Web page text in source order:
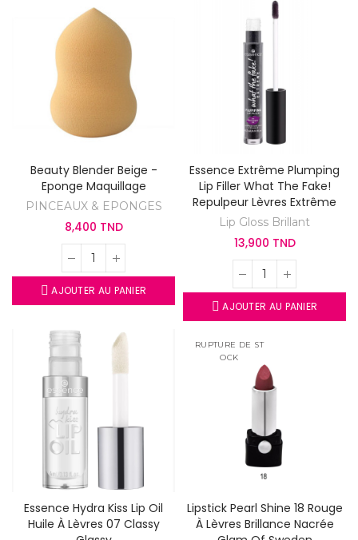
Beauty Blender Beige -
Eponge Maquillage
PINCEAUX & EPONGES
8,400 TND
AJOUTER AU PANIER
Essence Extrême Plumping
Lip Filler What The Fake!
Repulpeur Lèvres Extrême
Lip Gloss Brillant
13,900 TND
AJOUTER AU PANIER
Essence Hydra Kiss Lip Oil
Huile À Lèvres 07 Classy
RUPTURE DE ST
OCK
Lipstick Pearl Shine 18 Rouge
À Lèvres Brillance Nacrée